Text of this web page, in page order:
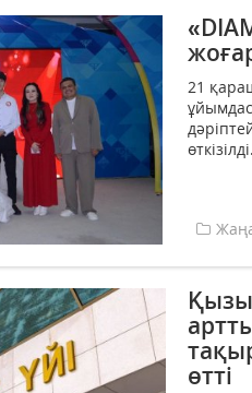
21
өтті